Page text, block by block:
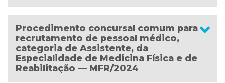
Procedimento concursal comum para
recrutamento de pessoal médico,
categoria de Assistente, da
Especialidade de Medicina Física e de
Reabilitação — MFR/2024